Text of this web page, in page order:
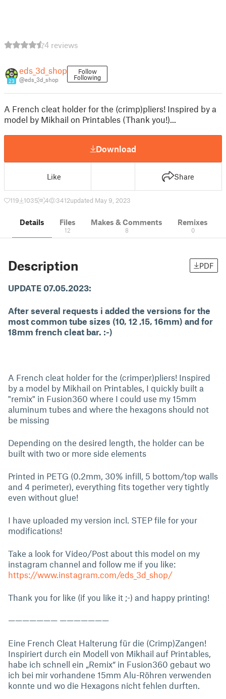
4 reviews
23
eds_3d_shop
@eds_3d_shop
Follow
Following
A French cleat holder for the (crimp)pliers! Inspired by a
model by Mikhail on Printables (Thank you!)...
Download
Like Share
119 1035 4 3412updated May 9, 2023
Details Files
12
Makes & Comments
8
Remixes
0
Description PDF
UPDATE 07.05.2023:
After several requests i added the versions for the
most common tube sizes (10, 12 ,15, 16mm) and for
18mm french cleat bar. :-)
A French cleat holder for the (crimper)pliers! Inspired
by a model by Mikhail on Printables, I quickly built a
"remix" in Fusion360 where I could use my 15mm
aluminum tubes and where the hexagons should not
be missing
Depending on the desired length, the holder can be
built with two or more side elements
Printed in PETG (0.2mm, 30% infill, 5 bottom/top walls
and 4 perimeter), everything fits together very tightly
even without glue!
I have uploaded my version incl. STEP file for your
modifications!
Take a look for Video/Post about this model on my
instagram channel and follow me if you like:
https://www.instagram.com/eds_3d_shop/
Thank you for like (if you like it ;-) and happy printing!
——————— ———————
Eine French Cleat Halterung für die (Crimp)Zangen!
Inspiriert durch ein Modell von Mikhail auf Printables,
habe ich schnell ein „Remix“ in Fusion360 gebaut wo
ich bei mir vorhandene 15mm Alu-Röhren verwenden
konnte und wo die Hexagons nicht fehlen durften.